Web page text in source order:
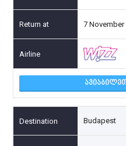
7 November
Budapest